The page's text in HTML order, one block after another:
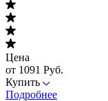
Цена
от 1091 Руб.
Купить
Подробнее